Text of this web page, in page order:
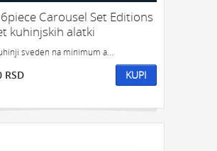
Carousel Set Editions
kuhinjskih alatki
sveden na minimum a...
RSD KUPI